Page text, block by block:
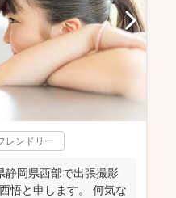
レンドリー
静岡県西部で出張撮影
悟と申します。 何気な